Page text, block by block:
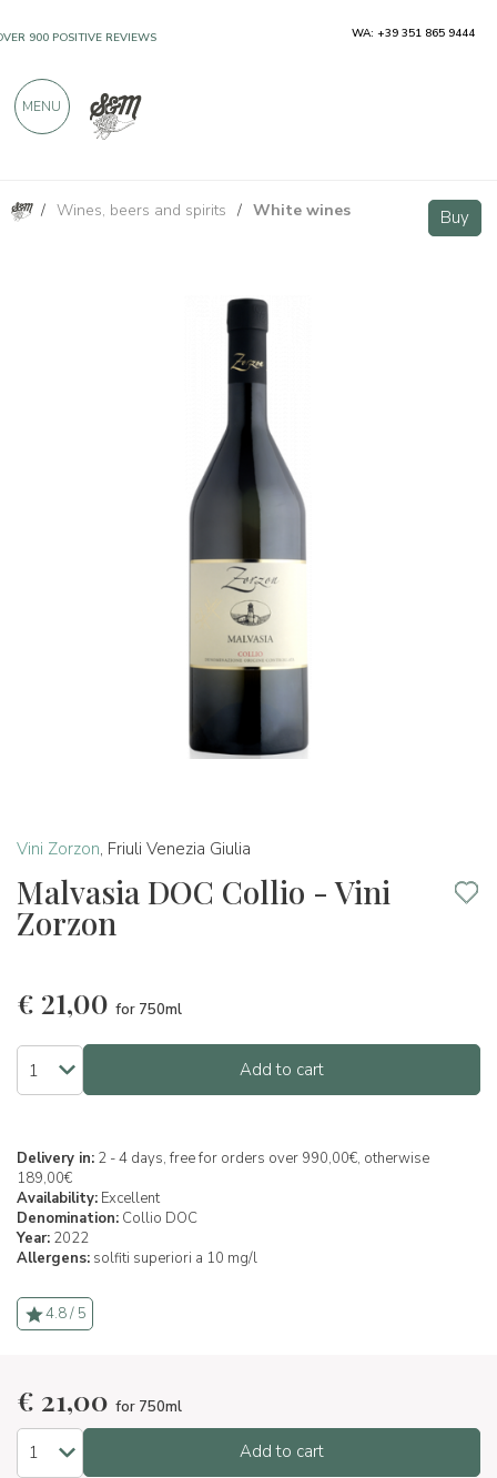
/ Wines, beers and spirits / White wines Buy
Vini Zorzon, Friuli Venezia Giulia
Malvasia DOC Collio - Vini
Zorzon
€ 21,00 for 750ml
Add to cart
Delivery in: 2 - 4 days, free for orders over 990,00€, otherwise
189,00€
Availability: Excellent
Denomination: Collio DOC
Year: 2022
Allergens: solfiti superiori a 10 mg/l
4.8 / 5
€ 21,00 for 750ml
Add to cart
Malvasia DOC Collio - Vini Zorzon Buy
900 POSITIVE REVIEWS WA: +39 351 865 9444
MENU